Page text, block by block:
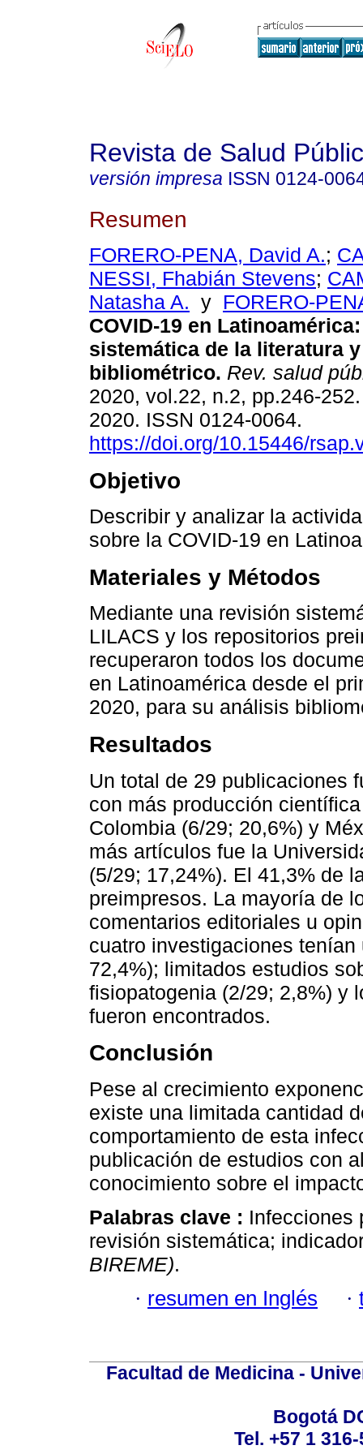
Revista de Salud
versión impresa ISSN 0124-
Resumen
FORERO-PENA, David A.;
NESSI, Fhabián Stevens;
Natasha A. y FORERO-
COVID-19 en
sistemática de la literatura
bibliométrico. Rev. salud
2020, vol.22, n.2, pp.246-
2020. ISSN 0124-0064.
https://doi.org/10.15446/
Objetivo
Describir y analizar la
sobre la COVID-19 en
Materiales y Métodos
Mediante una revisión
LILACS y los repositorios
recuperaron todos los
en Latinoamérica desde el
2020, para su análisis
Resultados
Un total de 29 publicaciones
con más producción
Colombia (6/29; 20,6%) y
más artículos fue la
(5/29; 17,24%). El 41,3% de
preimpresos. La mayoría de
comentarios editoriales u
cuatro investigaciones
72,4%); limitados estudios
fisiopatogenia (2/29; 2,8%) y
fueron encontrados.
Conclusión
Pese al crecimiento
existe una limitada cantidad
comportamiento de esta
publicación de estudios con
conocimiento sobre el
Palabras clave : Infecciones
revisión sistemática;
BIREME).
· resumen en Inglés ·
Facultad de Medicina -
Bogotá
Tel. +57 1